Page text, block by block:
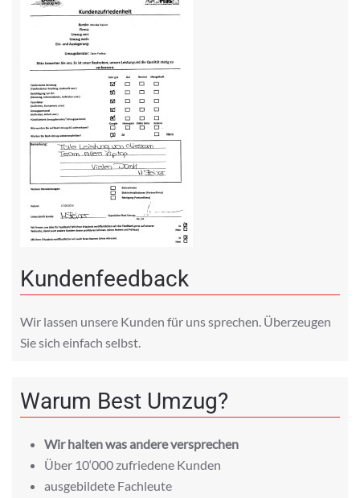
Kundenfeedback
Wir lassen unsere Kunden für uns sprechen. Überzeugen
Sie sich einfach selbst.
Warum Best Umzug?
Wir halten was andere versprechen
Über 10‘000 zufriedene Kunden
ausgebildete Fachleute